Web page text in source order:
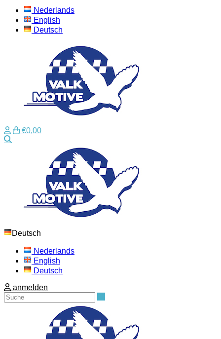
Nederlands
English
Deutsch
€0,00
Deutsch
Nederlands
English
Deutsch
anmelden